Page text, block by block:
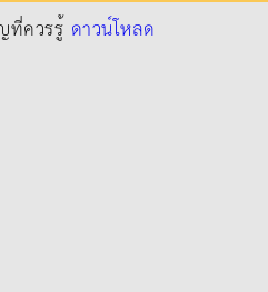
ที่ควรรู้ ดาวน์โหลด